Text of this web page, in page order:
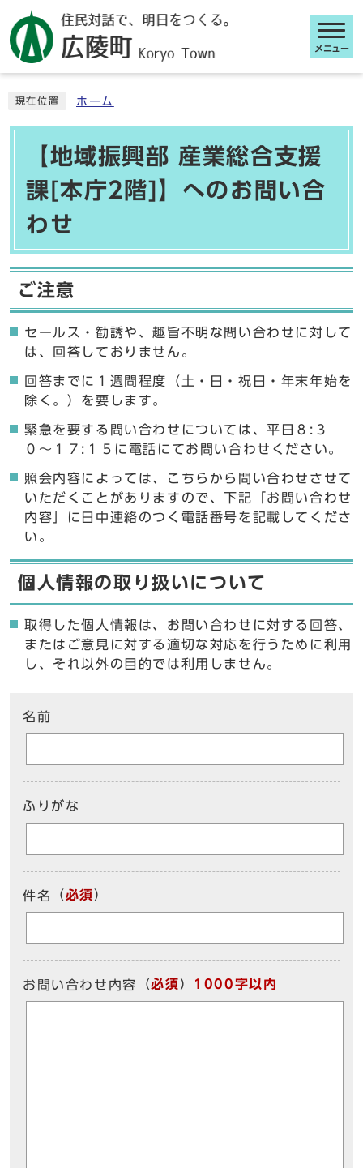
メニュー
現在位置 ホーム
【地域振興部 産業総合支援
課[本庁2階]】へのお問い合
わせ
ご注意
セールス・勧誘や、趣旨不明な問い合わせに対して
は、回答しておりません。
回答までに１週間程度（土・日・祝日・年末年始を
除く。）を要します。
緊急を要する問い合わせについては、平日８:３
０〜１７:１５に電話にてお問い合わせください。
照会内容によっては、こちらから問い合わせさせて
いただくことがありますので、下記「お問い合わせ
内容」に日中連絡のつく電話番号を記載してくださ
い。
個人情報の取り扱いについて
取得した個人情報は、お問い合わせに対する回答、
またはご意見に対する適切な対応を行うために利用
し、それ以外の目的では利用しません。
名前
ふりがな
件名 （必須）
お問い合わせ内容 （必須） 1000字以内